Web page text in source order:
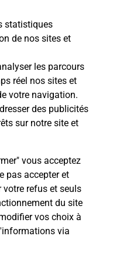
statistiques
de nos sites et
les parcours
réel nos sites et
votre navigation.
des publicités
sur notre site et
vous acceptez
pas accepter et
refus et seuls
du site
vos choix à
via
du code
code de la
Chatre